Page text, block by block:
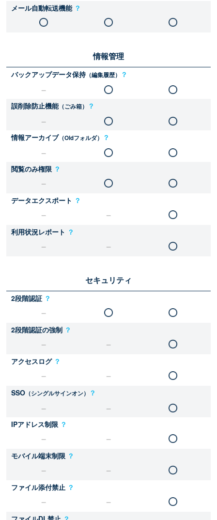
メール自動転送機能 ？
情報管理
バックアップデータ保持（編集履歴） ？
誤削除防止機能（ごみ箱） ？
情報アーカイブ（Oldフォルダ） ？
閲覧のみ権限 ？
データエクスポート ？
利用状況レポート ？
セキュリティ
2段階認証 ？
2段階認証の強制 ？
アクセスログ ？
SSO （シングルサインオン） ？
IPアドレス制限 ？
モバイル端末制限 ？
ファイル添付禁止 ？